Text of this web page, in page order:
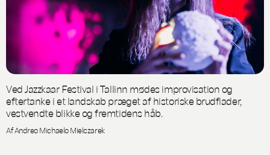
Ved Jazzkaar Festival i Tallinn mødes improvisation og
eftertanke i et landskab præget af historiske brudflader,
vestvendte blikke og fremtidens håb.
Af Andreo Michaelo Mielczarek